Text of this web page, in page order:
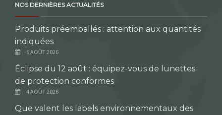
NOS DERNIÈRES ACTUALITÉS
Produits préemballés : attention aux quantités
indiquées
6 AOÛT 2026
Éclipse du 12 août : équipez-vous de lunettes
de protection conformes
4 AOÛT 2026
Que valent les labels environnementaux des